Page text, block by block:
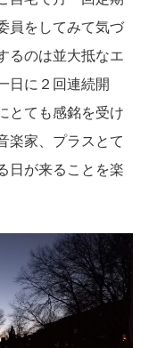
員をしてみて気づ
るのは並大抵なエ
日に２回連続開
とても感銘を受け
楽家、プラスとて
日が来ることを楽